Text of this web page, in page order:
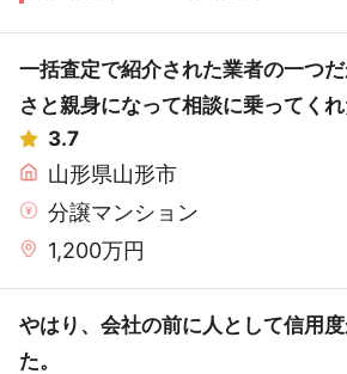
一括査定で紹介された業者の一つ
さと親身になって相談に乗ってくれ
3.7
山形県山形市
分譲マンション
1,200万円
やはり、会社の前に人として信用
た。